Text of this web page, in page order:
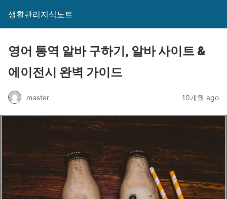
생활관리지식노트
영어 통역 알바 구하기, 알바 사이트 &
에이전시 완벽 가이드
master 10개월 ago